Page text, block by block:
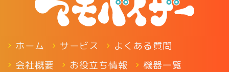
ホーム サービス
よくある質問
会社概要
お役立ち情報 機器一覧